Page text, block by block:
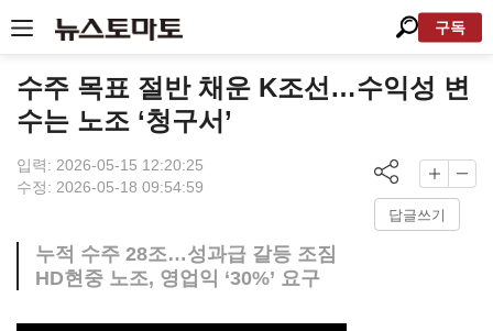
구독
수주 목표 절반 채운 K조선…수익성 변
수는 노조 ‘청구서’
입력: 2026-05-15 12:20:25
수정: 2026-05-18 09:54:59
답글쓰기
누적 수주 28조…성과급 갈등 조짐
HD현중 노조, 영업익 ‘30%’ 요구